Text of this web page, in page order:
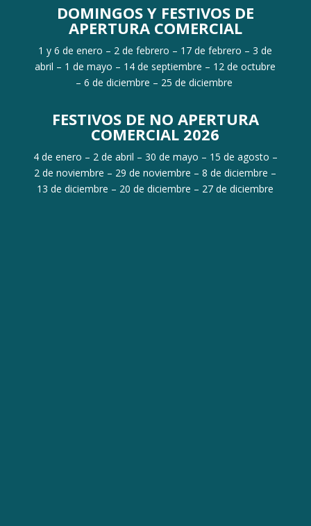
DOMINGOS Y FESTIVOS DE
APERTURA COMERCIAL
1 y 6 de enero – 2 de febrero – 17 de febrero – 3 de
abril – 1 de mayo – 14 de septiembre – 12 de octubre
– 6 de diciembre – 25 de diciembre
FESTIVOS DE NO APERTURA
COMERCIAL 2026
4 de enero – 2 de abril – 30 de mayo – 15 de agosto –
2 de noviembre – 29 de noviembre – 8 de diciembre –
13 de diciembre – 20 de diciembre – 27 de diciembre